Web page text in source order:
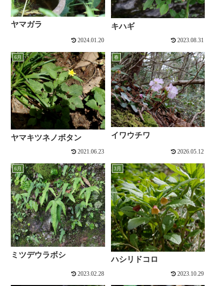
ヤマガラ
2024.01.20
キハギ
2023.08.31
6月
ヤマキツネノボタン
2021.06.23
春
イワウチワ
2026.05.12
6月
ミツデウラボシ
2023.02.28
3月
ハシリドコロ
2023.10.29